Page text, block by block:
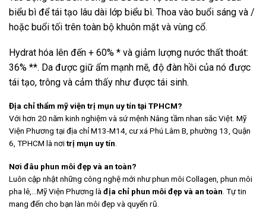
biểu bì để tái tạo lâu dài lớp biểu bì. Thoa vào buổi sáng và /
hoặc buổi tối trên toàn bộ khuôn mặt và vùng cổ.
Hydrat hóa lên đến + 60% * và giảm lượng nước thất thoát:
36% **. Da được giữ ẩm mạnh mẽ, độ đàn hồi của nó được
tái tạo, trông và cảm thấy như được tái sinh.
Địa chỉ thẩm mỹ viện trị mụn uy tín tại TPHCM?
Với hơn 20 năm kinh nghiệm và sứ mệnh Nâng tầm nhan sắc Việt. Mỹ
Viện Phương tại địa chỉ M13-M14, cư xá Phú Lâm B, phường 13, Quận
6, TPHCM là nơitrị mụn uy tín.
Nơi đâu phun môi đẹp và an toàn?
Luôn cập nhật những công nghệ mới như phun môi Collagen, phun môi
pha lê,…Mỹ Viện Phương là địa chỉ phun môi đẹp và an toàn . Tự tin
mang đến cho bạn làn môi đẹp và quyến rũ.